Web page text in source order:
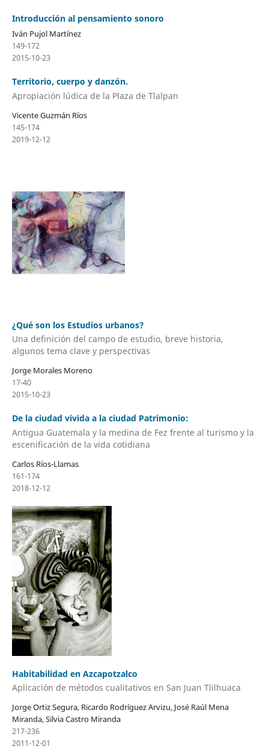
Introducción al pensamiento sonoro
Iván Pujol Martínez
149-172
2015-10-23
Territorio, cuerpo y danzón.
Apropiación lúdica de la Plaza de Tlalpan
Vicente Guzmán Ríos
145-174
2019-12-12
¿Qué son los Estudios urbanos?
Una definición del campo de estudio, breve historia,
algunos tema clave y perspectivas
Jorge Morales Moreno
17-40
2015-10-23
De la ciudad vivida a la ciudad Patrimonio:
Antigua Guatemala y la medina de Fez frente al turismo y la
escenificación de la vida cotidiana
Carlos Ríos-Llamas
161-174
2018-12-12
Habitabilidad en Azcapotzalco
Aplicación de métodos cualitativos en San Juan Tlilhuaca
Jorge Ortiz Segura, Ricardo Rodríguez Arvizu, José Raúl Mena
Miranda, Silvia Castro Miranda
217-236
2011-12-01